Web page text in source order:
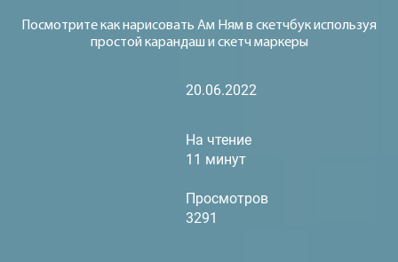
Посмотрите как нарисовать Ам Ням в скетчбук используя
простой карандаш и скетч маркеры
20.06.2022
На чтение
11 минут
Просмотров
3291